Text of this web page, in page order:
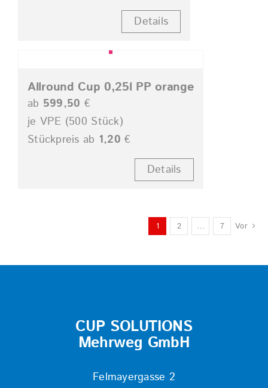
Details
Allround Cup 0,25l PP orange
ab 599,50 €
je VPE (500 Stück)
Stückpreis ab 1,20 €
Details
1 2 … 7 Vor
CUP SOLUTIONS
Mehrweg GmbH
Felmayergasse 2